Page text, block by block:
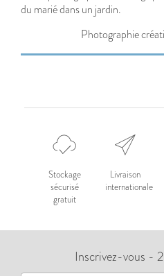
Photographie
Stockage
sécurisé
gratuit
Livraison
internationale
Inscrivez-vous -